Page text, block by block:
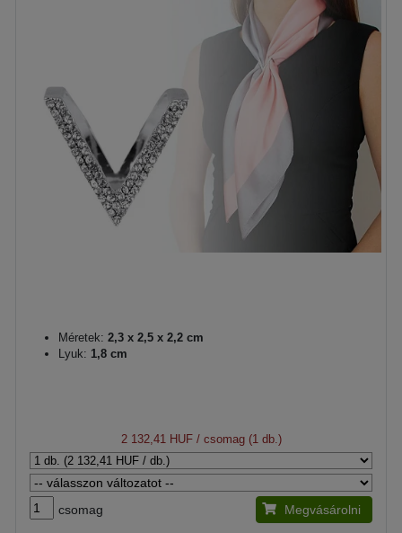
Méretek: 2,3 x 2,5 x 2,2 cm
Lyuk: 1,8 cm
2 132,41 HUF/ csomag (1 db.)
csomag Megvásárolni